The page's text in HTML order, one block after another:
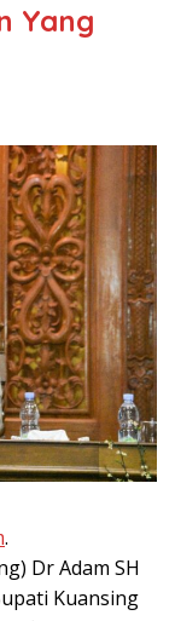
Yang
.
Dr Adam SH
Kuansing